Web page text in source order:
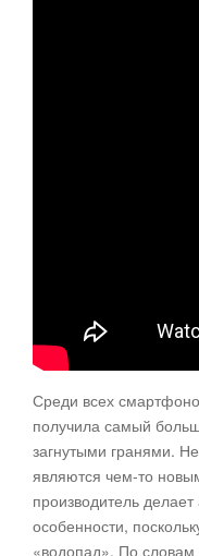
Среди всех
получила самый
загнутыми гранями.
являются чем-то
производитель
особенности,
«водопад». По словам